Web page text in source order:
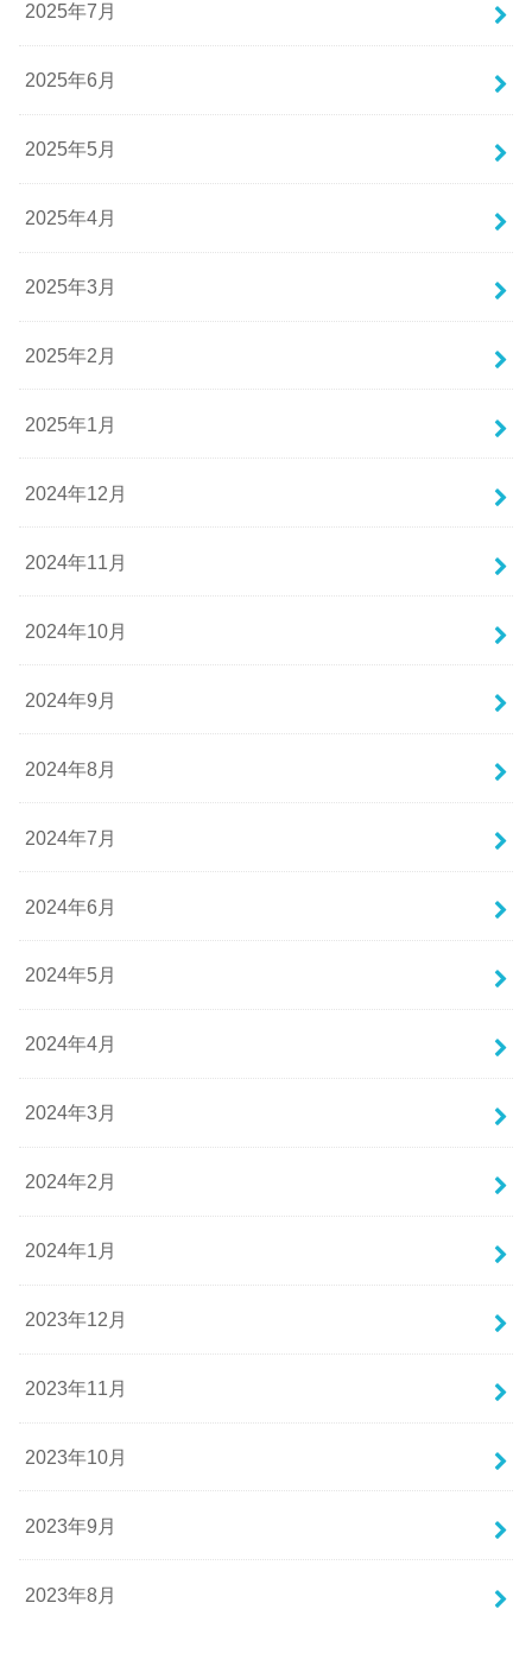
2025年7月
2025年6月
2025年5月
2025年4月
2025年3月
2025年2月
2025年1月
2024年12月
2024年11月
2024年10月
2024年9月
2024年8月
2024年7月
2024年6月
2024年5月
2024年4月
2024年3月
2024年2月
2024年1月
2023年12月
2023年11月
2023年10月
2023年9月
2023年8月